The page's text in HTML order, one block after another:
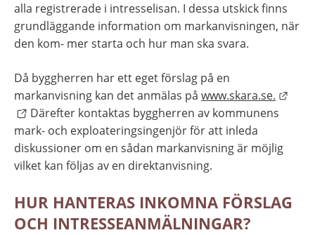
alla registrerade i intresselisan. I dessa utskick finns
grundläggande information om markanvisningen, när
den kom- mer starta och hur man ska svara.
Då byggherren har ett eget förslag på en
markanvisning kan det anmälas på www.skara.se.
Därefter kontaktas byggherren av kommunens
mark- och exploateringsingenjör för att inleda
diskussioner om en sådan markanvisning är möjlig
vilket kan följas av en direktanvisning.
HUR HANTERAS INKOMNA FÖRSLAG
OCH INTRESSEANMÄLNINGAR?